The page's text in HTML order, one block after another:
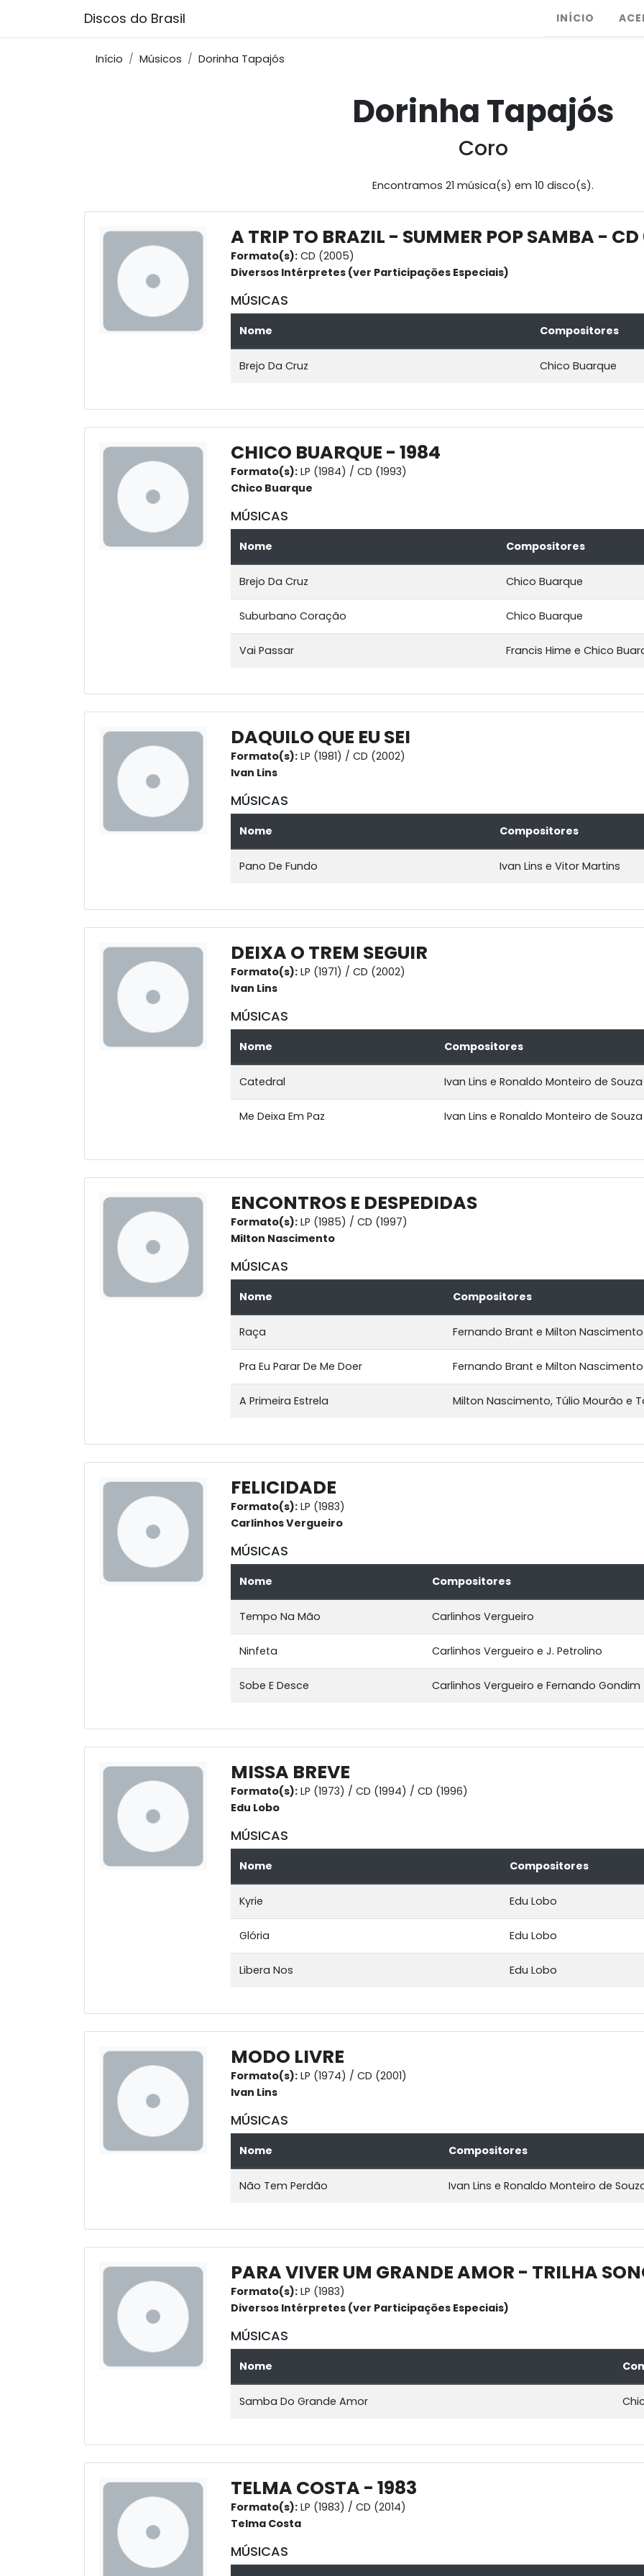
Discos do Brasil INÍCIO
Início Músicos Dorinha Tapajós
Dorinha Tapajós
Coro
Encontramos 21 música(s) em 10 disco(s).
A TRIP TO BRAZIL - SUMMER POP SAMBA - CD
Formato(s): CD (2005)
Diversos Intérpretes (ver Participações Especiais)
MÚSICAS
Nome Compositores
Brejo Da Cruz Chico Buarque
CHICO BUARQUE - 1984
Formato(s): LP (1984) / CD (1993)
Chico Buarque
MÚSICAS
Nome Compositores
Brejo Da Cruz Chico Buarque
Suburbano Coração Chico Buarque
Vai Passar Francis Hime e Chico
DAQUILO QUE EU SEI
Formato(s): LP (1981) / CD (2002)
Ivan Lins
MÚSICAS
Nome Compositores
Pano De Fundo Ivan Lins e Vitor Martins
DEIXA O TREM SEGUIR
Formato(s): LP (1971) / CD (2002)
Ivan Lins
MÚSICAS
Nome Compositores
Catedral Ivan Lins e Ronaldo Monteiro de Souza
Me Deixa Em Paz Ivan Lins e Ronaldo Monteiro de Souza
ENCONTROS E DESPEDIDAS
Formato(s): LP (1985) / CD (1997)
Milton Nascimento
MÚSICAS
Nome Compositores
Raça Fernando Brant e Milton Nascimento
Pra Eu Parar De Me Doer Fernando Brant e Milton Nascimento
A Primeira Estrela Milton Nascimento, Túlio Mourão e
FELICIDADE
Formato(s): LP (1983)
Carlinhos Vergueiro
MÚSICAS
Nome Compositores
Tempo Na Mão Carlinhos Vergueiro
Ninfeta Carlinhos Vergueiro e J. Petrolino
Sobe E Desce Carlinhos Vergueiro e Fernando Gondim
MISSA BREVE
Formato(s): LP (1973) / CD (1994) / CD (1996)
Edu Lobo
MÚSICAS
Nome Compositores
Kyrie Edu Lobo
Glória Edu Lobo
Libera Nos Edu Lobo
MODO LIVRE
Formato(s): LP (1974) / CD (2001)
Ivan Lins
MÚSICAS
Nome Compositores
Não Tem Perdão Ivan Lins e Ronaldo Monteiro de
PARA VIVER UM GRANDE AMOR - TRILHA
Formato(s): LP (1983)
Diversos Intérpretes (ver Participações Especiais)
MÚSICAS
Nome
Samba Do Grande Amor
TELMA COSTA - 1983
Formato(s): LP (1983) / CD (2014)
Telma Costa
MÚSICAS